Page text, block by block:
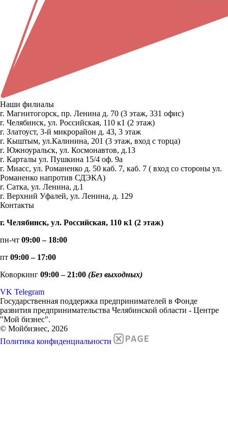
Наши филиалы
г. Магнитогорск, пр. Ленина д. 70 (3 этаж, 331 офис)
г. Челябинск, ул. Российская, 110 к1 (2 этаж)
г. Златоуст, 3-й микрорайон д. 43, 3 этаж
г. Кыштым, ул.Калинина, 201 (3 этаж, вход с торца)
г. Южноуральск, ул. Космонавтов, д.13
г. Карталы ул. Пушкина 15/4 оф. 9а
г. Миасс, ул. Романенко д. 50 каб. 7, каб. 7 ( вход со стороны ул.
Романенко напротив СДЭКА)
г. Сатка, ул. Ленина, д.1
г. Верхний Уфалей, ул. Ленина, д. 129
Контакты
г. Челябинск, ул. Российская, 110 к1 (2 этаж)
пн-чт 09:00 – 18:00
пт 09:00 – 17:00
Коворкинг 09:00 – 21:00 (Без выходных)
VK Telegram
Государственная поддержка предпринимателей в Фонде
развития предпринимательства Челябинской области - Центре
"Мой бизнес".
© Мойбизнес, 2026
Политика конфиденциальности